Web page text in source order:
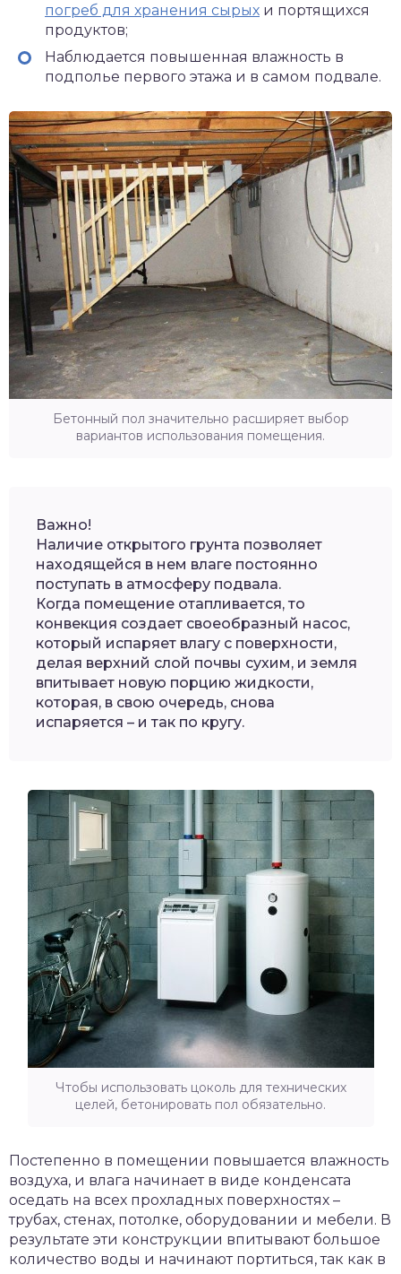
погреб для хранения сырых и портящихся
продуктов;
Наблюдается повышенная влажность в
подполье первого этажа и в самом подвале.
Бетонный пол значительно расширяет выбор
вариантов использования помещения.
Важно!
Наличие открытого грунта позволяет
находящейся в нем влаге постоянно
поступать в атмосферу подвала.
Когда помещение отапливается, то
конвекция создает своеобразный насос,
который испаряет влагу с поверхности,
делая верхний слой почвы сухим, и земля
впитывает новую порцию жидкости,
которая, в свою очередь, снова
испаряется – и так по кругу.
Чтобы использовать цоколь для технических
целей, бетонировать пол обязательно.
Постепенно в помещении повышается влажность
воздуха, и влага начинает в виде конденсата
оседать на всех прохладных поверхностях –
трубах, стенах, потолке, оборудовании и мебели. В
результате эти конструкции впитывают большое
количество воды и начинают портиться, так как в